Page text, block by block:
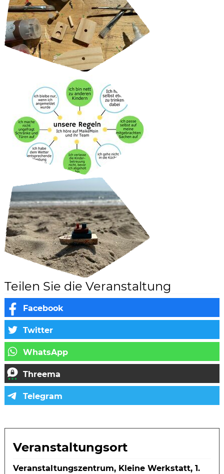
Teilen Sie die Veranstaltung
Veranstaltungsort
Veranstaltungszentrum, Kleine Werkstatt, 1.